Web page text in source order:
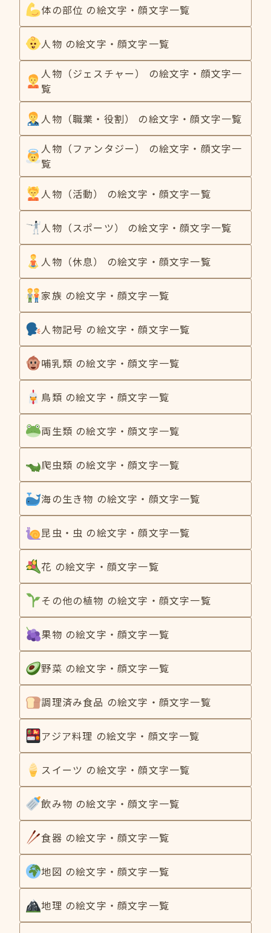
体の部位 の絵文字・顔文字一覧
人物 の絵文字・顔文字一覧
人物（ジェスチャー） の絵文字・顔文字一
覧
人物（職業・役割） の絵文字・顔文字一覧
人物（ファンタジー） の絵文字・顔文字一
覧
人物（活動） の絵文字・顔文字一覧
人物（スポーツ） の絵文字・顔文字一覧
人物（休息） の絵文字・顔文字一覧
家族 の絵文字・顔文字一覧
人物記号 の絵文字・顔文字一覧
哺乳類 の絵文字・顔文字一覧
鳥類 の絵文字・顔文字一覧
両生類 の絵文字・顔文字一覧
爬虫類 の絵文字・顔文字一覧
海の生き物 の絵文字・顔文字一覧
昆虫・虫 の絵文字・顔文字一覧
花 の絵文字・顔文字一覧
その他の植物 の絵文字・顔文字一覧
果物 の絵文字・顔文字一覧
野菜 の絵文字・顔文字一覧
調理済み食品 の絵文字・顔文字一覧
アジア料理 の絵文字・顔文字一覧
スイーツ の絵文字・顔文字一覧
飲み物 の絵文字・顔文字一覧
食器 の絵文字・顔文字一覧
地図 の絵文字・顔文字一覧
地理 の絵文字・顔文字一覧